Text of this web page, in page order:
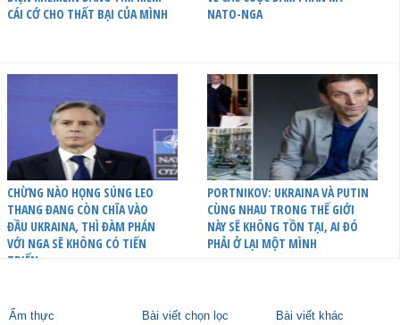
CÁI CỚ CHO THẤT BẠI CỦA MÌNH
NATO-NGA
CHỪNG NÀO HỌNG SÚNG LEO
THANG ĐANG CÒN CHĨA VÀO
ĐẦU UKRAINA, THÌ ĐÀM PHÁN
VỚI NGA SẼ KHÔNG CÓ TIẾN
TRIỂN
PORTNIKOV: UKRAINA VÀ PUTIN
CÙNG NHAU TRONG THẾ GIỚI
NÀY SẼ KHÔNG TỒN TẠI, AI ĐÓ
PHẢI Ở LẠI MỘT MÌNH
Ẩm thực Bài viết chọn lọc
Bài viết khác